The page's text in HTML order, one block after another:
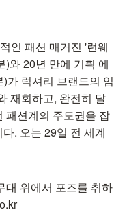
인 패션 매거진 '런웨
)와 20년 만에 기획 에
가 럭셔리 브랜드의 임
재회하고, 완전히 달
패션계의 주도권을 잡
. 오는 29일 전 세계
대 위에서 포즈를 취하